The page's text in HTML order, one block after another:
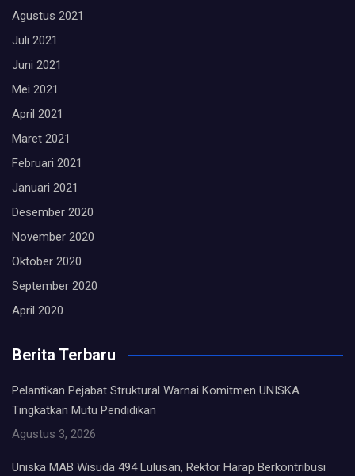
Agustus 2021
Juli 2021
Juni 2021
Mei 2021
April 2021
Maret 2021
Februari 2021
Januari 2021
Desember 2020
November 2020
Oktober 2020
September 2020
April 2020
Berita Terbaru
Pelantikan Pejabat Struktural Warnai Komitmen UNISKA
Tingkatkan Mutu Pendidikan
Agustus 3, 2026
Uniska MAB Wisuda 494 Lulusan, Rektor Harap Berkontribusi